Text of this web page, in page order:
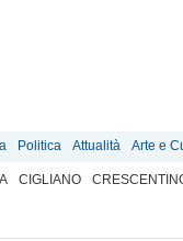
Politica Attualità Arte e
CIGLIANO